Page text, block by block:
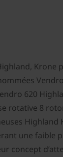
Krone
620
rotative 8
Highland
une faible
concept